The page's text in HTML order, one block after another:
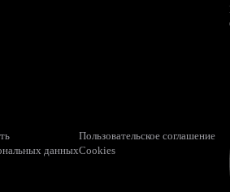
данных
Пользовательское соглашение
Cookies